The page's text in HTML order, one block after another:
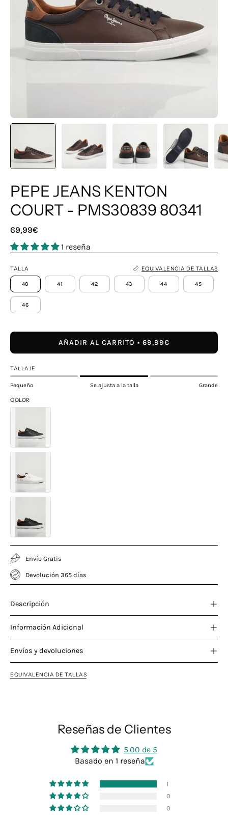
PEPE JEANS KENTON
COURT - PMS30839 80341
69,99€
1 reseña
TALLA EQUIVALENCIA DE TALLAS
40 41 42 43 44 45
46
AÑADIR AL CARRITO 69,99€
TALLAJE
Pequeño Se ajusta a la talla Grande
COLOR
Envío Gratis
Devolución 365 días
Descripción
Información Adicional
Envíos y devoluciones
EQUIVALENCIA DE TALLAS
Reseñas de Clientes
5.00 de 5
Basado en 1 reseña
1
0
0